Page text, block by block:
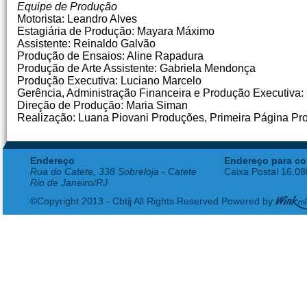
Equipe de Produção
Motorista: Leandro Alves
Estagiária de Produção: Mayara Máximo
Assistente: Reinaldo Galvão
Produção de Ensaios: Aline Rapadura
Produção de Arte Assistente: Gabriela Mendonça
Produção Executiva: Luciano Marcelo
Gerência, Administração Financeira e Produção
Direção de Produção: Maria Siman
Realização: Luana Piovani Produções, Primeira Página
Endereço
Rua do Catete, 338 Sobreloja - Catete
Rio de Janeiro/RJ
Endereço para
Caixa Postal
©Copyright 2013 - Cbtij All Rights Reserved Powered by: